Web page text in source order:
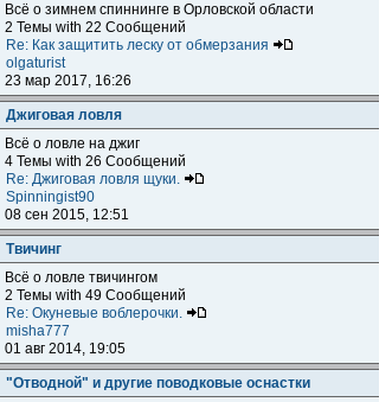
Всё о зимнем спиннинге в Орловской области
2 Темы with 22 Сообщений
Re: Как защитить леску от обмерзания
olgaturist
23 мар 2017, 16:26
Джиговая ловля
Всё о ловле на джиг
4 Темы with 26 Сообщений
Re: Джиговая ловля щуки.
Spinningist90
08 сен 2015, 12:51
Твичинг
Всё о ловле твичингом
2 Темы with 49 Сообщений
Re: Окуневые воблерочки.
misha777
01 авг 2014, 19:05
"Отводной" и другие поводковые оснастки